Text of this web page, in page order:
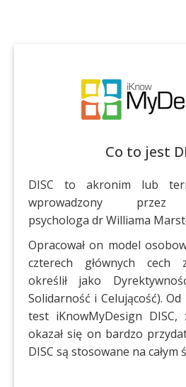
Co to jest
DISC to akronim lub
wprowadzony przez
psychologa dr Williama
Opracował on model
czterech głównych cech
określił jako
Solidarność i Celującość).
test iKnowMyDesign DISC,
okazał się on bardzo
DISC są stosowane na całym